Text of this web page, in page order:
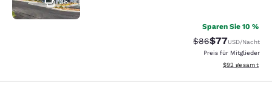
36
Sparen Sie 10 %
Durchgestrichener
$86Vergünstigter
$77USD/Nacht
Preis für Mitglieder
Geschätzte
$92 gesamt